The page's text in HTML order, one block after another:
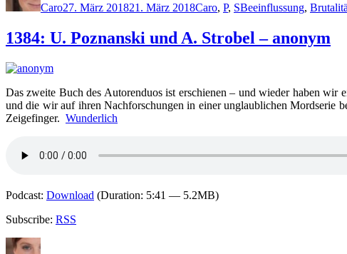
Caro27. März 201821. März 2018Caro, P, SBeeinflussung,
1384: U. Poznanski und A. Strobel – anonym
Das zweite Buch des Autorenduos ist erschienen – und wieder haben
und die wir auf ihren Nachforschungen in einer unglaublichen Mordserie
Zeigefinger. Wunderlich
Podcast: Download (Duration: 5:41 — 5.2MB)
Subscribe: RSS
Autor